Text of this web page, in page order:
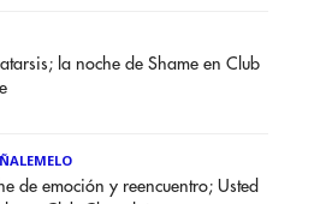
la noche de Shame en Club
de emoción y reencuentro; Usted